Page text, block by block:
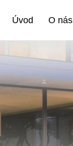
Úvod O nás